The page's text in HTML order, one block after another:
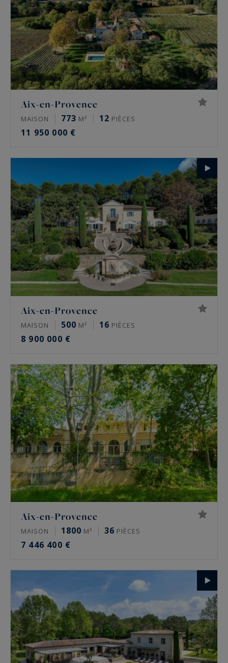
Aix-en-Provence
MAISON 773 M² 12 PIÈCES
11 950 000 €
Aix-en-Provence
MAISON 500 M² 16 PIÈCES
8 900 000 €
Aix-en-Provence
MAISON 1800 M² 36 PIÈCES
7 446 400 €